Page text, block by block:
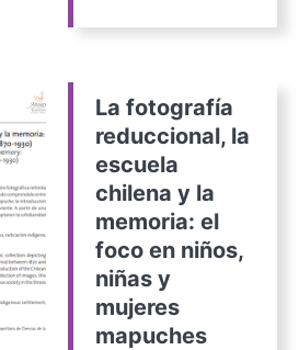
La fotografía
reduccional, la
escuela
chilena y la
memoria: el
foco en niños,
niñas y
mujeres
mapuches